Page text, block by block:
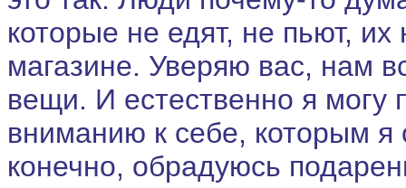
которые не едят, не пьют, их
магазине. Уверяю вас, нам
вещи. И естественно я могу
вниманию к себе, которым я
конечно, обрадуюсь